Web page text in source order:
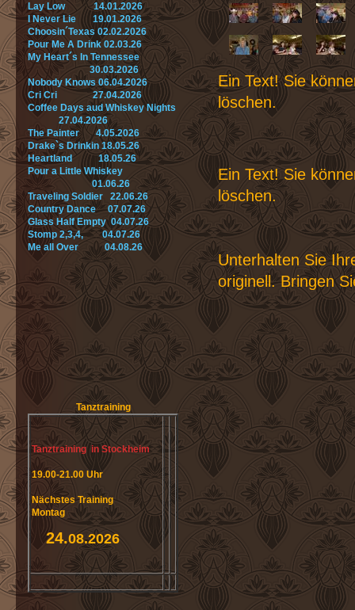
Ein Text! Sie
löschen.
Ein Text! Sie
löschen.
Unterhalten Sie
originell. Bringen
Lay Low 14.01.2026
I Never Lie 19.01.2026
Choosin´Texas 02.02.2026
Pour Me A Drink 02.03.26
My Heart´s In Tennessee
30.03.2026
Nobody Knows 06.04.2026
Cri Cri 27.04.2026
Coffee Days aud Whiskey Nights
27.04.2026
The Painter 4.05.2026
Drake`s Drinkin 18.05.26
Heartland 18.05.26
Pour a Little Whiskey
01.06.26
Traveling Soldier 22.06.26
Country Dance 07.07.26
Glass Half Empty 04.07.26
Stomp 2,3,4, 04.07.26
Me all Over 04.08.26
Tanztraining
Tanztraining in Stockheim
19.00-21.00 Uhr
Nächstes Training
Montag
24.08.2026